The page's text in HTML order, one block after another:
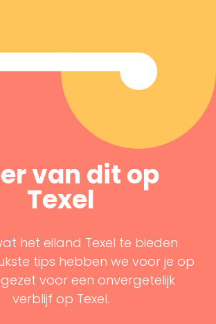
van dit op
Texel
het eiland Texel te bieden
tips hebben we voor je op
voor een onvergetelijk
verblijf op Texel.